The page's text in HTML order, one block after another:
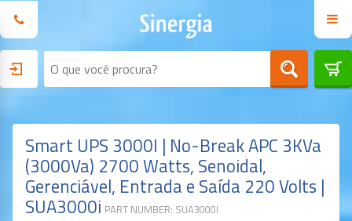
Smart UPS 3000I | No-Break APC 3KVa
(3000Va) 2700 Watts, Senoidal,
Gerenciável, Entrada e Saída 220 Volts |
SUA3000i PART NUMBER: SUA3000I